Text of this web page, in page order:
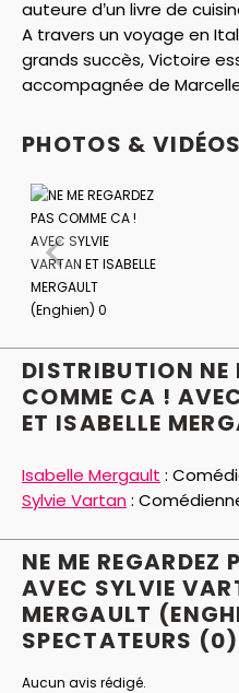
auteure d’un livre de
A travers un voyage en
grands succès, Victoire
accompagnée de
de la star. Au gré des
crée entre les deux
Victoire se souviendra-t-
Montrera-t-elle son vrai
reports et les
pour ce spectacle.
PHOTOS & VIDÉOS
DISTRIBUTION NE
COMME CA !
ET ISABELLE
Isabelle Mergault :
Sylvie Vartan:
NE ME
AVEC SYLVIE
MERGAULT
SPECTATEURS (0)
Aucun avis rédigé.